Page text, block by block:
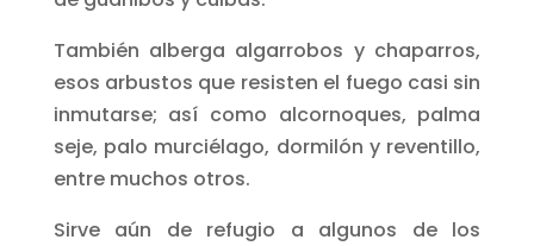
También alberga algarrobos y chaparros,
esos arbustos que resisten el fuego casi sin
inmutarse; así como alcornoques, palma
seje, palo murciélago, dormilón y reventillo,
entre muchos otros.
Sirve aún de refugio a algunos de los